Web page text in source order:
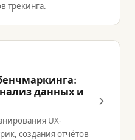
трекинга.
данных и
UX-
создания отчётов